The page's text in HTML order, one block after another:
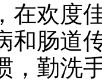
在欢度
和肠道
，勤洗